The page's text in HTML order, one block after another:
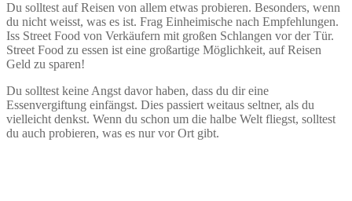
Du solltest auf Reisen von allem etwas probieren. Besonders, wenn
du nicht weisst, was es ist. Frag Einheimische nach Empfehlungen.
Iss Street Food von Verkäufern mit großen Schlangen vor der Tür.
Street Food zu essen ist eine großartige Möglichkeit, auf Reisen
Geld zu sparen!
Du solltest keine Angst davor haben, dass du dir eine
Essenvergiftung einfängst. Dies passiert weitaus seltner, als du
vielleicht denkst. Wenn du schon um die halbe Welt fliegst, solltest
du auch probieren, was es nur vor Ort gibt.